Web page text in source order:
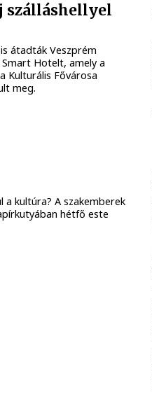
szálláshellyel
átadták Veszprém
Hotelt, amely a
Kulturális Fővárosa
meg.
a kultúra? A szakemberek
hétfő este